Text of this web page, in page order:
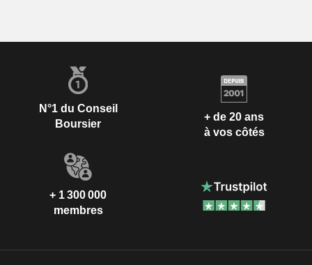
N°1 du Conseil
Boursier
+ de 20 ans
à vos côtés
+ 1 300 000
membres